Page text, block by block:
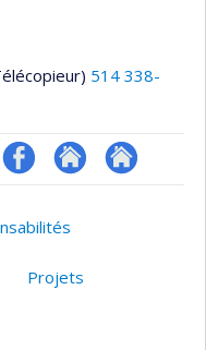
514 338-
Profil Autre Autre
Projets